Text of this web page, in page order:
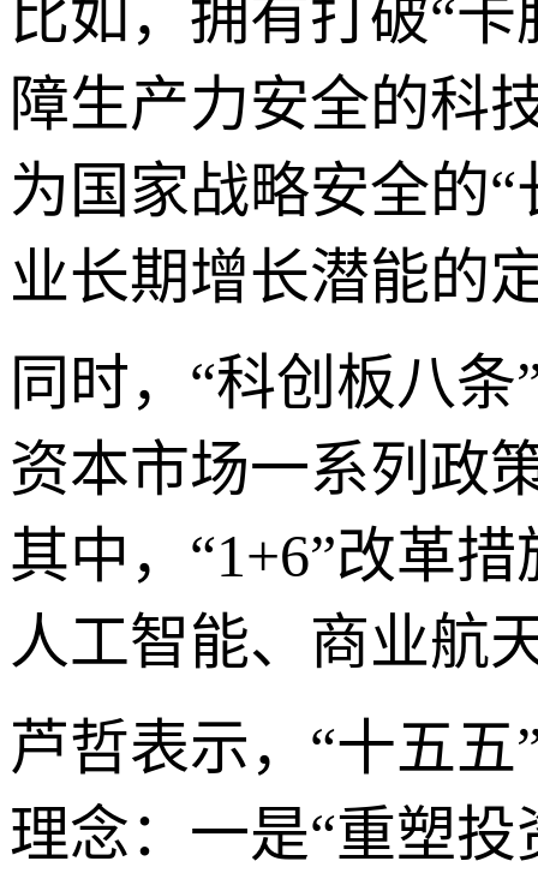
比如，拥有打破“
障生产力安全的科
为国家战略安全的
业长期增长潜能的
同时，“科创板八
资本市场一系列政
其中，“1+6”改革
人工智能、商业航
芦哲表示，“十五五
理念：一是“重塑